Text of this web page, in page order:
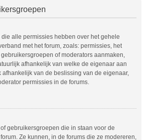
alle permissies hebben over het gehele
met het forum, zoals: permissies, het
of moderators aanmaken,
afhankelijk van welke de eigenaar aan
van de beslissing van de eigenaar,
permissies in de forums.
gebruikersgroepen die in staan voor de
Ze kunnen, in de forums die ze modereren,